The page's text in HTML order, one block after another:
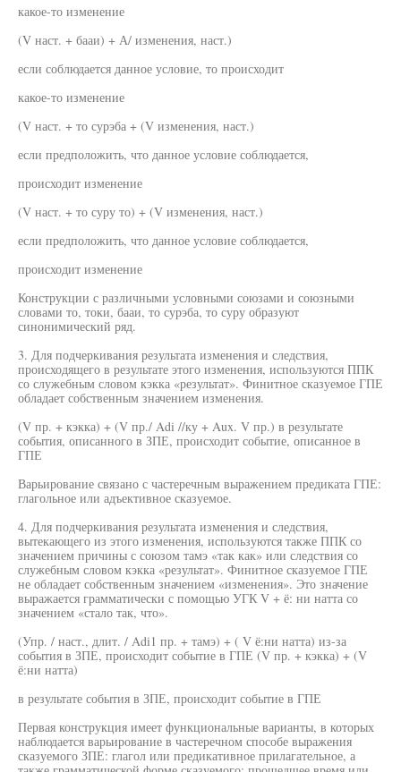
какое-то изменение
(V наст. + бааи) + А/ изменения, наст.)
если соблюдается данное условие, то происходит
какое-то изменение
(V наст. + то сурэба + (V изменения, наст.)
если предположить, что данное условие соблюдается,
происходит изменение
(V наст. + то суру то) + (V изменения, наст.)
если предположить, что данное условие соблюдается,
происходит изменение
Конструкции с различными условными союзами и союзными
словами то, токи, бааи, то сурэба, то суру образуют
синонимический ряд.
3. Для подчеркивания результата изменения и следствия,
происходящего в результате этого изменения, используются ППК
со служебным словом кэкка «результат». Финитное сказуемое ГПЕ
обладает собственным значением изменения.
(V пр. + кэкка) + (V пр./ Adi //ку + Aux. V пр.) в результате
события, описанного в ЗПЕ, происходит событие, описанное в
ГПЕ
Варьирование связано с частеречным выражением предиката ГПЕ:
глагольное или адъективное сказуемое.
4. Для подчеркивания результата изменения и следствия,
вытекающего из этого изменения, используются также ППК со
значением причины с союзом тамэ «так как» или следствия со
служебным словом кэкка «результат». Финитное сказуемое ГПЕ
не обладает собственным значением «изменения». Это значение
выражается грамматически с помощью УГК V + ё: ни натта со
значением «стало так, что».
(Упр. / наст., длит. / Adi1 пр. + тамэ) + ( V ё:ни натта) из-за
события в ЗПЕ, происходит событие в ГПЕ (V пр. + кэкка) + (V
ё:ни натта)
в результате события в ЗПЕ, происходит событие в ГПЕ
Первая конструкция имеет функциональные варианты, в которых
наблюдается варьирование в частеречном способе выражения
сказуемого ЗПЕ: глагол или предикативное прилагательное, а